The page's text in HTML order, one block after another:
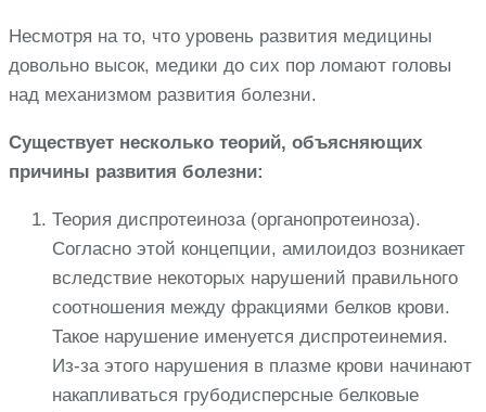
Несмотря на то, что уровень развития медицины
довольно высок, медики до сих пор ломают головы
над механизмом развития болезни.
Существует несколько теорий, объясняющих
причины развития болезни:
Теория диспротеиноза (органопротеиноза).
Согласно этой концепции, амилоидоз возникает
вследствие некоторых нарушений правильного
соотношения между фракциями белков крови.
Такое нарушение именуется диспротеинемия.
Из-за этого нарушения в плазме крови начинают
накапливаться грубодисперсные белковые